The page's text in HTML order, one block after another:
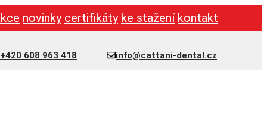
novinky certifikáty ke stažení kontakt
info@cattani-dental.cz
+420 608 963 418